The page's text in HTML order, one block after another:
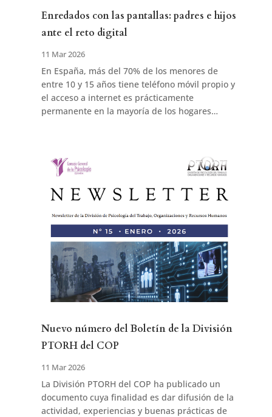
Enredados con las pantallas: padres e hijos
ante el reto digital
11 Mar 2026
En España, más del 70% de los menores de
entre 10 y 15 años tiene teléfono móvil propio y
el acceso a internet es prácticamente
permanente en la mayoría de los hogares…
Nuevo número del Boletín de la División
PTORH del COP
11 Mar 2026
La División PTORH del COP ha publicado un
documento cuya finalidad es dar difusión de la
actividad, experiencias y buenas prácticas de